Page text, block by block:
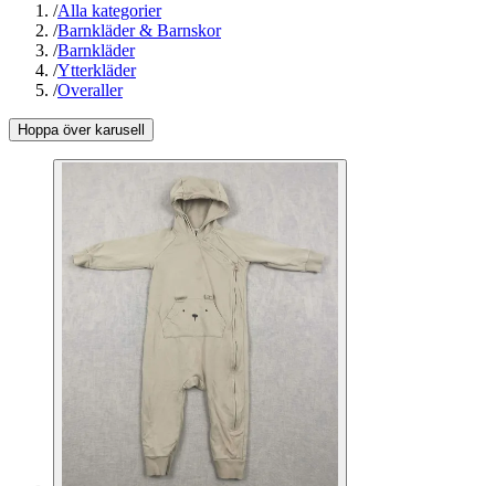
/Alla kategorier
/Barnkläder & Barnskor
/Barnkläder
/Ytterkläder
/Overaller
Hoppa över karusell